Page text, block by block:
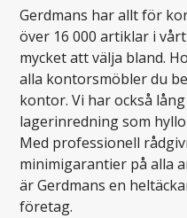
Gerdmans har allt för
över 16 000 artiklar i
mycket att välja bland.
alla kontorsmöbler du
kontor. Vi har också
lagerinredning som
Med professionell
minimigarantier på alla
är Gerdmans en
företag.